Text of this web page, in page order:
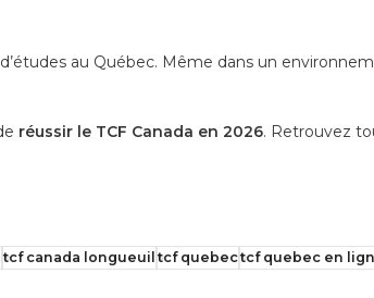
au Québec. Même dans un
réussir le TCF Canada en 2026. Retrouvez
tcf canada longueuil tcf quebectcf quebec en